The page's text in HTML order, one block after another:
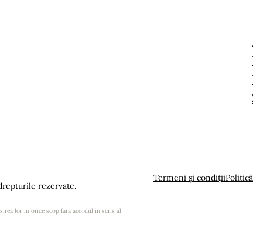
rezervate.
lor in orice scop fara acordul in scris al
Termeni și condiții